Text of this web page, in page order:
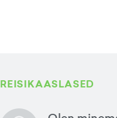
REISIKAASLASED